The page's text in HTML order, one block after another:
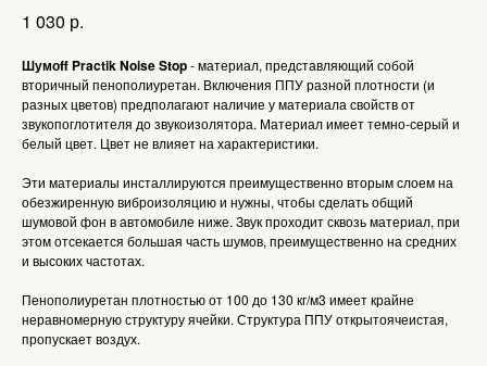
1 030 р.
Шумоff Practik Noise Stop- материал, представляющий собой
вторичный пенополиуретан. Включения ППУ разной плотности (и
разных цветов) предполагают наличие у материала свойств от
звукопоглотителя до звукоизолятора. Материал имеет темно-серый и
белый цвет. Цвет не влияет на характеристики.
Эти материалы инсталлируются преимущественно вторым слоем на
обезжиренную виброизоляцию и нужны, чтобы сделать общий
шумовой фон в автомобиле ниже. Звук проходит сквозь материал, при
этом отсекается большая часть шумов, преимущественно на средних
и высоких частотах.
Пенополиуретан плотностью от 100 до 130 кг/м3 имеет крайне
неравномерную структуру ячейки. Структура ППУ открытоячеистая,
пропускает воздух.